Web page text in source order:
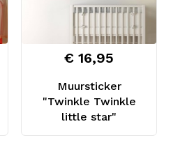
Muursticker
"Twinkle Twinkle
little star"
€ 16,95